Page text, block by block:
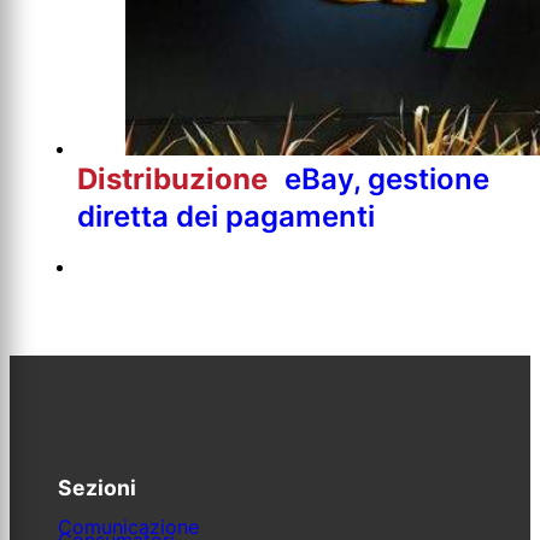
Distribuzione eBay, gestione
diretta dei pagamenti
Sezioni
Comunicazione